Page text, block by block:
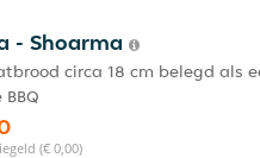
- Shoarma
circa 18 cm belegd als
(€ 0,00)